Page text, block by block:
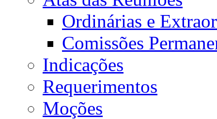
Ordinárias e
Comissões
Indicações
Requerimentos
Moções